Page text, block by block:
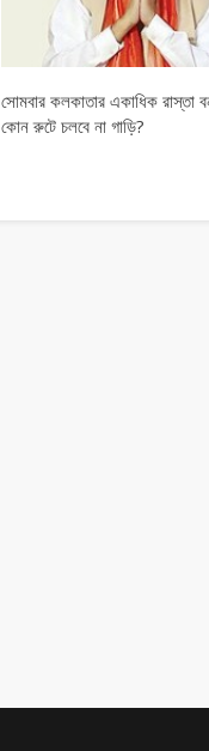
সোমবার কলকাতার একাধিক রাস্তা
কোন রুটে চলবে না গাড়ি?